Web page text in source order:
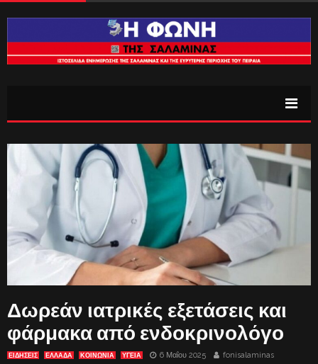
Δωρεάν ιατρικές εξετάσεις και
φάρμακα από ενδοκρινολόγο
ΕΙΔΗΣΕΙΣ ΕΛΛΑΔΑ ΚΟΙΝΩΝΙΑ ΥΓΕΙΑ 6 Μαΐου 2025 fonisalaminas